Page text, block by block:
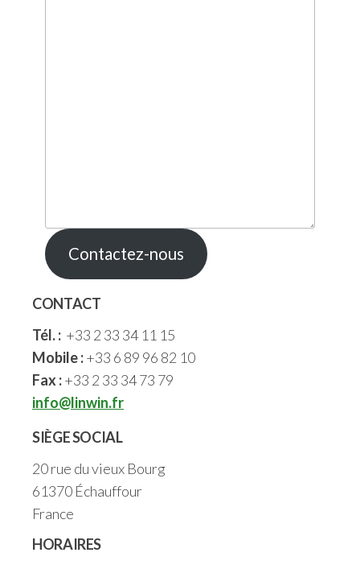
Contactez-nous
CONTACT
Tél. : +33 2 33 34 11 15
Mobile :+33 6 89 96 82 10
Fax :+33 2 33 34 73 79
info@linwin.fr
SIÈGE SOCIAL
20 rue du vieux Bourg
61370 Échauffour
France
HORAIRES